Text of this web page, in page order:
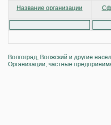
Название организации
Волгоград, Волжский и другие
Организации, частные